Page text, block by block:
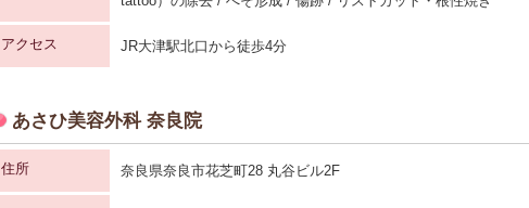
アクセス JR大津駅北口から徒歩4分
あさひ美容外科 奈良院
住所 奈良県奈良市花芝町28 丸谷ビル2F